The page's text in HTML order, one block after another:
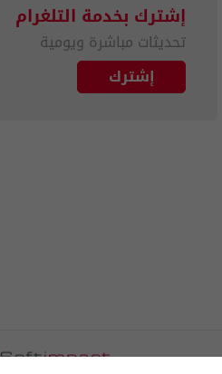
إشترك بخدمة التلغرام
تحديثات مباشرة ويومية
إشترك